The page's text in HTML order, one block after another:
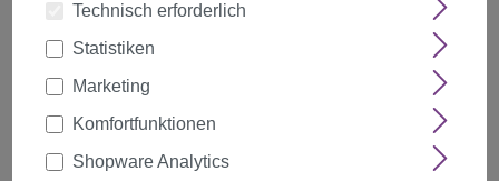
Technisch erforderlich
Statistiken
Marketing
Komfortfunktionen
Shopware Analytics